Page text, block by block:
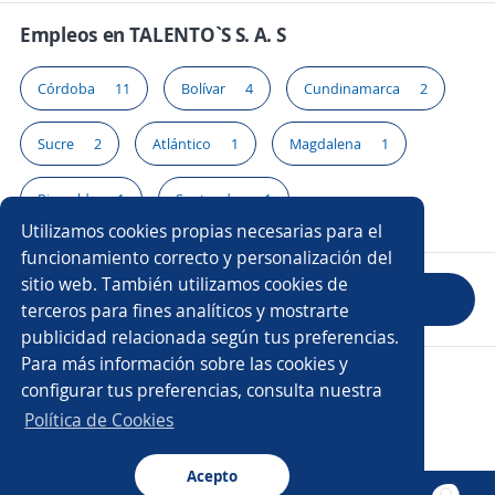
Utilizamos cookies propias necesarias para el
funcionamiento correcto y personalización del
sitio web. También utilizamos cookies de
terceros para fines analíticos y mostrarte
publicidad relacionada según tus preferencias.
Para más información sobre las cookies y
configurar tus preferencias, consulta nuestra
Política de Cookies
Acepto
Empleos en TALENTO`S S. A. S
Córdoba 11 Bolívar 4 Cundinamarca 2
Sucre 2 Atlántico 1 Magdalena 1
Risaralda 1 Santander 1
Evaluar empresa
Copyright 2014 - 2026 DGNET LTD.
/